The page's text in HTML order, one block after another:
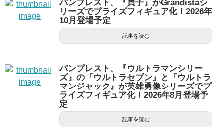
バンプレスト、『貞子』がGrandistaシ
リーズでプライズフィギュア化！2026年
10月登場予定
記事を読む
バンプレスト、『ウルトラマンシリー
ズ』の『ウルトラセブン』と『ウルトラ
マンジャック』が英雄勇像シリーズでプ
ライズフィギュア化！2026年8月登場予
定
記事を読む